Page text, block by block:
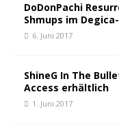
DoDonPachi
Shmups im
6. Juni 2017
ShineG In The
Access erhältlich
1. Juni 2017